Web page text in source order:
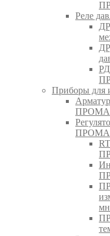
Реле
Приборы для
ПРОМА
ПРОМА